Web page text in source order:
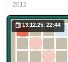
2012
13.12.25, 22:44